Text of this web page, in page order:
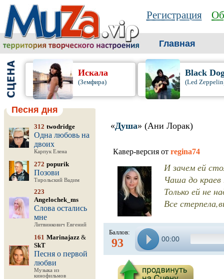
Регистрация
Главная
Искала
(Земфира)
Black
(Led
Песня дня
312 twodridge
Одна любовь на
двоих
Карпук Елена
272 popurik
Позови
Тирольский Вадим
223
Angelochek_ms
Слова остались
мне
Литвинкович Евгений
161 Marinajazz &
SkT
Песня о первой
любви
Музыка из
кинофильмов
«Душа» (Ани Лорак)
Кавер-версия от regina74
И зачем ей
Чаша до
Только ей не
Все
Баллов:
93 00:00